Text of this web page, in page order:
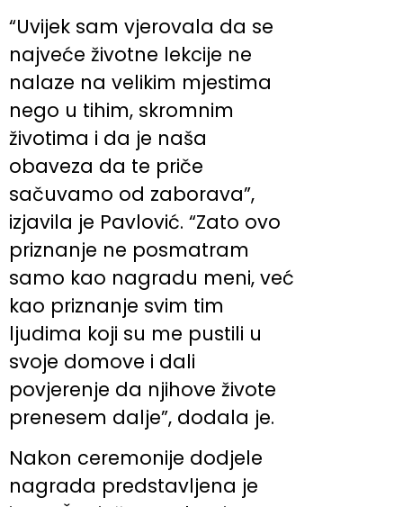
“Uvijek sam vjerovala da se
najveće životne lekcije ne
nalaze na velikim mjestima
nego u tihim, skromnim
životima i da je naša
obaveza da te priče
sačuvamo od zaborava”,
izjavila je Pavlović. “Zato ovo
priznanje ne posmatram
samo kao nagradu meni, već
kao priznanje svim tim
ljudima koji su me pustili u
svoje domove i dali
povjerenje da njihove živote
prenesem dalje”, dodala je.
Nakon ceremonije dodjele
nagrada predstavljena je